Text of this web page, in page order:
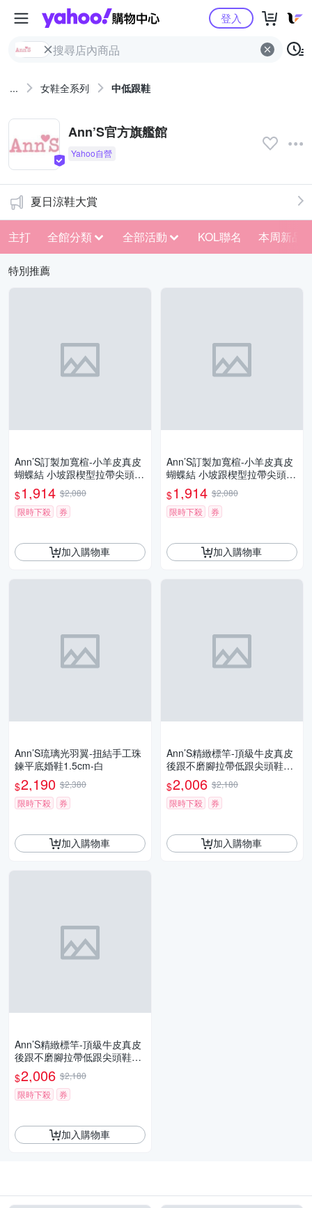
Yahoo購物中心
登入
... 女鞋全系列 中低跟鞋
Ann’S官方旗艦館
夏日涼鞋大賞
主打 全館分類 全部活動 KOL聯名 本周新品
特別推薦
Ann’S訂製加寬楦-小羊皮真皮
蝴蝶結 小坡跟楔型拉帶尖頭鞋
4cm-黑
$1,914 $2,080
限時下殺
券
加入購物車
Ann’S訂製加寬楦-小羊皮真皮
蝴蝶結 小坡跟楔型拉帶尖頭鞋
4cm-白
$1,914 $2,080
限時下殺
券
加入購物車
Ann’S琉璃光羽翼-扭結手工珠
鍊平底婚鞋1.5cm-白
$2,190 $2,380
限時下殺
券
加入購物車
Ann’S精緻標竿-頂級牛皮真皮
後跟不磨腳拉帶低跟尖頭鞋4c
m-黑(版型偏小)
$2,006 $2,180
限時下殺
券
加入購物車
Ann’S精緻標竿-頂級牛皮真皮
後跟不磨腳拉帶低跟尖頭鞋4c
m-米白 (版型偏小)
$2,006 $2,180
限時下殺
券
加入購物車